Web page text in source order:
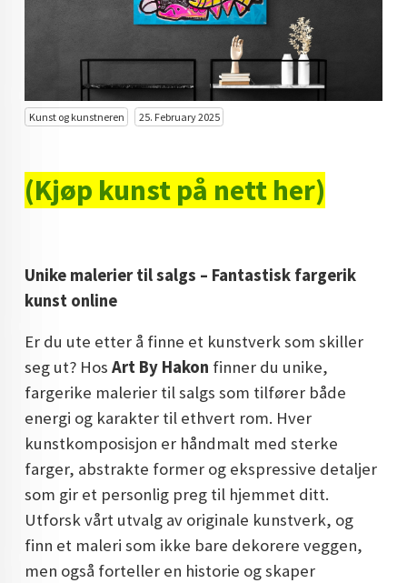
KUNST INVESTERING
FARGETEORI
KJØP KUNST TIL SALGS
FARGERIK KUNST
KUNST
STORE MALERIER TIL STUE
NORSK KUNST
DOPAMIN DECOR NORGE
DOPAMIN DECOR NORGE
Kunst og kunstneren 25. February 2025
(Kjøp kunst på nett her)
Unike malerier til salgs – Fantastisk fargerik
kunst online
Er du ute etter å finne et kunstverk som skiller
seg ut? HosArt By Hakon finner du unike,
fargerike malerier til salgs som tilfører både
energi og karakter til ethvert rom. Hver
kunstkomposisjon er håndmalt med sterke
farger, abstrakte former og ekspressive detaljer
som gir et personlig preg til hjemmet ditt.
Utforsk vårt utvalg av originale kunstverk, og
finn et maleri som ikke bare dekorere veggen,
men også forteller en historie og skaper